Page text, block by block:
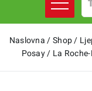
Naslovna /Shop/
Posay/ La